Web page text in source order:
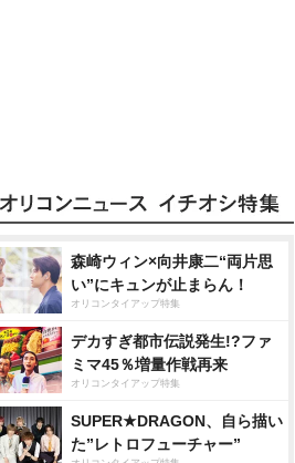
森崎ウィン×向井康二“両片思
い”にキュンが止まらん！
オリコンタイアップ特集
デカすぎ都市伝説発生!?ファ
ミマ45％増量作戦再来
オリコンタイアップ特集
SUPER★DRAGON、自ら描い
た”レトロフューチャー”